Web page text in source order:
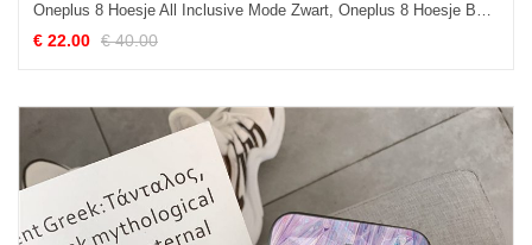
Oneplus 8 Hoesje All Inclusive Mode Zwart, Oneplus 8 Hoesje Bescherming Dun
€ 22.00 € 40.00